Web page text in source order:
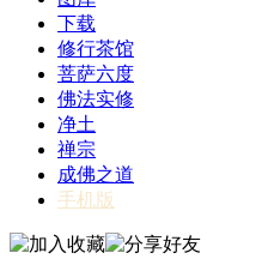
下载
修行茶馆
菩萨六度
佛法实修
净土
禅宗
成佛之道
手机版